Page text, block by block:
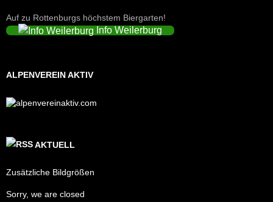
Auf zu Rottenburgs höchstem Biergarten!
Info Weilerburg
ALPENVEREIN AKTIV
AKTUELL
Zusätzliche Bildgrößen
Sorry, we are closed